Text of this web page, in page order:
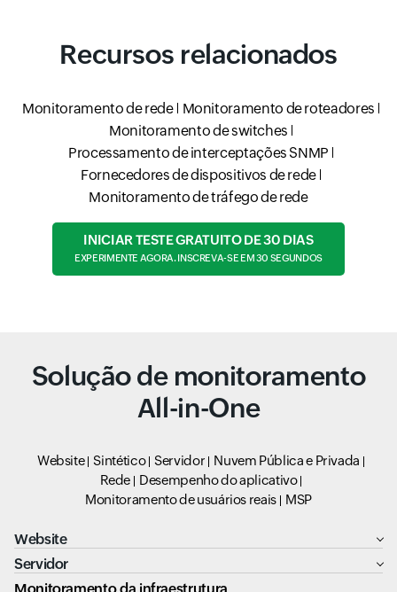
Recursos relacionados
Monitoramento de rede
Monitoramento de roteadores
Monitoramento de switches
Processamento de interceptações SNMP
Fornecedores de dispositivos de rede
Monitoramento de tráfego de rede
INICIAR TESTE GRATUITO DE 30 DIAS
EXPERIMENTE AGORA. INSCREVA-SE EM 30 SEGUNDOS
Solução de monitoramento
All-in-One
Website Sintético Servidor
Nuvem Pública e Privada
Rede
Desempenho do aplicativo
Monitoramento de usuários reais
MSP
Website
Servidor